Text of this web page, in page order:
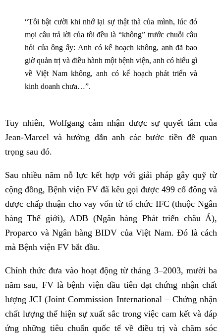
“Tôi bật cười khi nhớ lại sự thật thà của mình, lúc đó
mọi câu trả lời của tôi đều là “không” trước chuỗi câu
hỏi của ông ấy: Anh có kế hoạch không, anh đã bao
giờ quản trị và điều hành một bệnh viện, anh có hiểu gì
về Việt Nam không, anh có kế hoạch phát triển và
kinh doanh chưa…”.
Tuy nhiên, Wolfgang cảm nhận được sự quyết tâm của
Jean-Marcel và hướng dẫn anh các bước tiền đề quan
trọng sau đó.
Sau nhiều năm nỗ lực kết hợp với giải pháp gây quỹ từ
cộng đồng, Bệnh viện FV đã kêu gọi được 499 cổ đông và
được chấp thuận cho vay vốn từ tổ chức IFC (thuộc Ngân
hàng Thế giới), ADB (Ngân hàng Phát triển châu Á),
Proparco và Ngân hàng BIDV của Việt Nam. Đó là cách
mà Bệnh viện FV bắt đầu.
Chính thức đưa vào hoạt động từ tháng 3–2003, mười ba
năm sau, FV là bệnh viện đầu tiên đạt chứng nhận chất
lượng JCI (Joint Commission International – Chứng nhận
chất lượng thể hiện sự xuất sắc trong việc cam kết và đáp
ứng những tiêu chuẩn quốc tế về điều trị và chăm sóc